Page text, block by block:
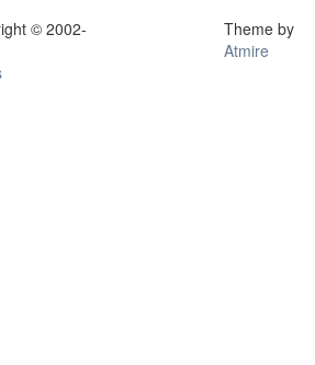
© 2002-
Theme by
Atmire